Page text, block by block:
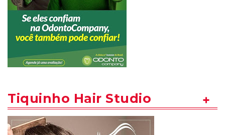
Tiquinho Hair Studio